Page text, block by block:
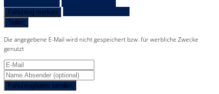
Fahrzeug merken
Teilen
Die angegebene E-Mail wird nicht gespeichert bzw. für werbliche Zwecke
genutzt
Fahrzeugdaten senden